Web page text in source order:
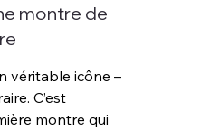
montre de
véritable icône –
C’est
montre qui